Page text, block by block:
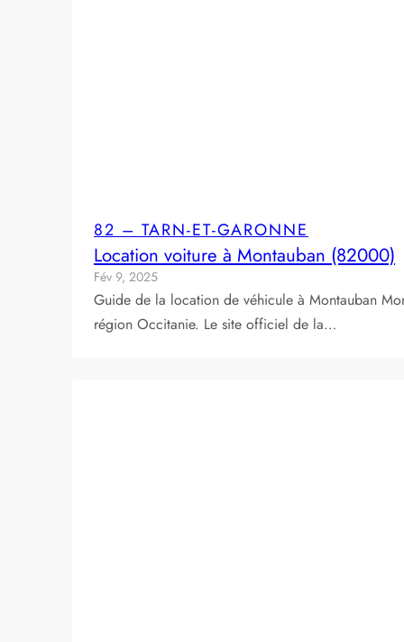
82 – TARN-ET-GARONNE
Location voiture à Montauban (82000)
Fév 9, 2025
Guide de la location de véhicule à Montauban
région Occitanie. Le site officiel de la…